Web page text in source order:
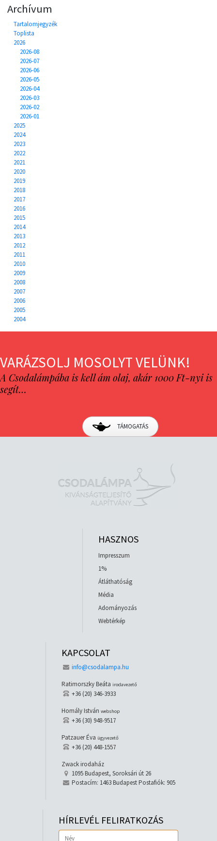
Archívum
Tartalomjegyzék
Toplista
2026
2026-08
2026-07
2026-06
2026-05
2026-04
2026-03
2026-02
2026-01
2025
2024
2023
2022
2021
2020
2019
2018
2017
2016
2015
2014
2013
2012
2011
2010
2009
2008
2007
2006
2005
2004
VARÁZSOLJ MOSOLYT VELÜNK!
A Csodalámpába is kell ám olaj, akár 1000 Ft-nyi is
segít…
TÁMOGATÁS
HASZNOS
Impresszum
1%
Átláthatóság
Média
Adományozás
Webtérkép
KAPCSOLAT
info@csodalampa.hu
Ratimorszky Beáta irodavezető
+36 (20) 346-3933
Homály István webshop
+36 (30) 948-9517
Patzauer Éva ügyvezető
+36 (20) 448-1557
Zwack irodaház
1095 Budapest, Soroksári út 26
Postacím: 1463 Budapest Postafiók: 905
HÍRLEVÉL FELIRATKOZÁS